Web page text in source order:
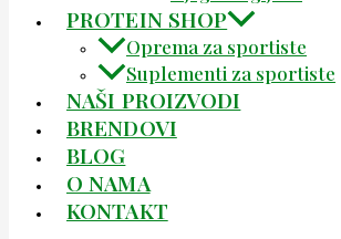
PROTEIN SHOP
Oprema za sportiste
Suplementi za sportiste
NAŠI PROIZVODI
BRENDOVI
BLOG
O NAMA
KONTAKT